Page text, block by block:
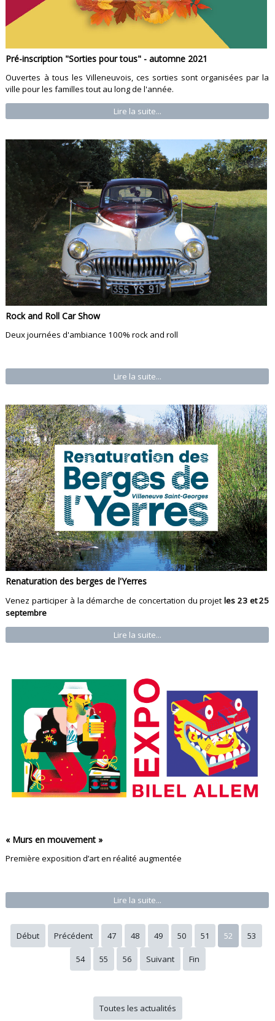
Pré-inscription "Sorties pour tous" - automne 2021
Ouvertes à tous les Villeneuvois, ces sorties sont organisées par la
ville pour les familles tout au long de l'année.
Lire la suite...
Rock and Roll Car Show
Deux journées d'ambiance 100% rock and roll
Lire la suite...
Renaturation des berges de l'Yerres
Venez participer à la démarche de concertation du projetles 23 et 25
septembre
Lire la suite...
« Murs en mouvement »
Première exposition d’art en réalité augmentée
Lire la suite...
Début Précédent 47 48 49 50 51 52 53
54 55 56 Suivant Fin
Toutes les actualités